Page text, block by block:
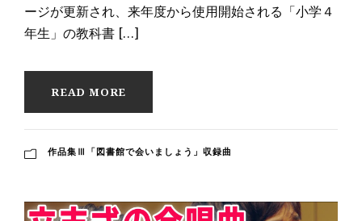
ージが更新され、来年度から使用開始される「小学４
年生」の教科書 […]
READ MORE
作品集Ⅲ「図書館で会いましょう」収録曲